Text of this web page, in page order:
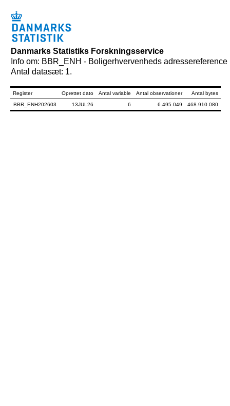
Danmarks Statistiks Forskningsservice
Info om: BBR_ENH - Boligerhvervenheds adressereference
Antal datasæt: 1.
Register Oprettet dato Antal variable Antal observationer
Antal bytes
BBR_ENH202603
13JUL26 6 6.495.049 468.910.080